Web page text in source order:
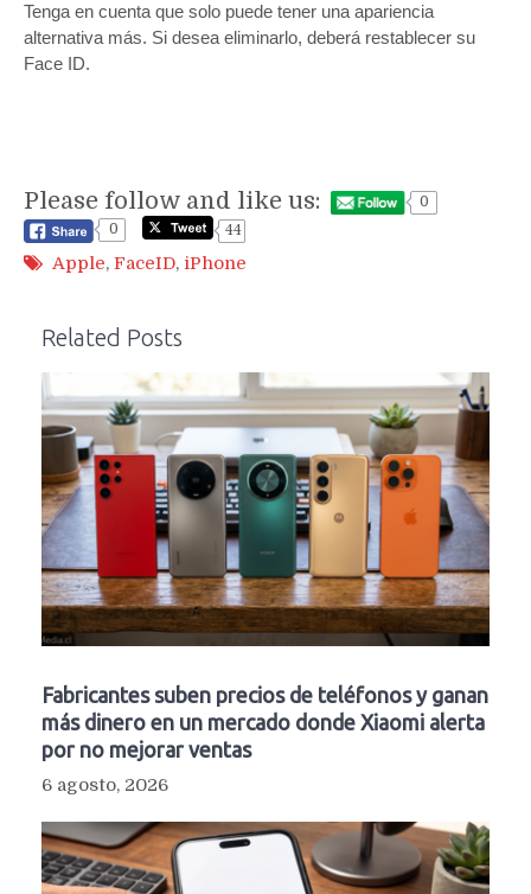
Tenga en cuenta que solo puede tener una apariencia
alternativa más. Si desea eliminarlo, deberá restablecer su
Face ID.
Please follow and like us:
0
0
44
Apple, FaceID, iPhone
Related Posts
Fabricantes suben precios de teléfonos y ganan
más dinero en un mercado donde Xiaomi alerta
por no mejorar ventas
6 agosto, 2026